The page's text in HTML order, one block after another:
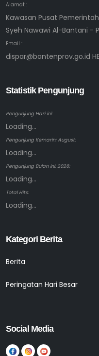
Alamat :
Kawasan Pusat
Syeh Nawawi Al-Bantani -
Email :
dispar@bantenprov.go.id
Statistik Pengunjung
Pengunjung Hari ini:
Loading...
Pengunjung Kemarin: August:
Loading...
Pengunjung Bulan ini: 2026:
Loading...
Total Hits:
Loading...
Kategori Berita
Berita
Peringatan Hari Besar
Social Media